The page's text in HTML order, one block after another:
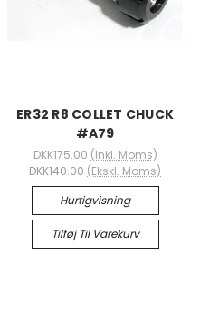
ER32 R8 COLLET CHUCK
#A79
DKK175.00 (Inkl. Moms)
DKK140.00 (Ekskl. Moms)
Hurtigvisning
Tilføj Til Varekurv